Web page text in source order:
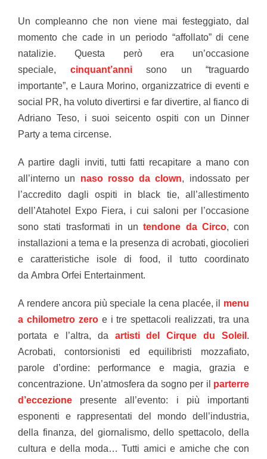
Un compleanno che non viene mai festeggiato, dal
momento che cade in un periodo “affollato” di cene
natalizie. Questa però era un’occasione
speciale, cinquant’anni sono un “traguardo
importante”, e Laura Morino, organizzatrice di eventi e
social PR, ha voluto divertirsi e far divertire, al fianco di
Adriano Teso, i suoi seicento ospiti con un Dinner
Party a tema circense.
A partire dagli inviti, tutti fatti recapitare a mano con
all’interno un naso rosso da clown, indossato per
l’accredito dagli ospiti in black tie, all’allestimento
dell’Atahotel Expo Fiera, i cui saloni per l’occasione
sono stati trasformati in untendone da Circo, con
installazioni a tema e la presenza di acrobati, giocolieri
e caratteristiche isole di food, il tutto coordinato
da Ambra Orfei Entertainment.
A rendere ancora più speciale la cena placée, il menu
a chilometro zeroe i tre spettacoli realizzati, tra una
portata e l’altra, da artisti del Cirque du Soleil .
Acrobati, contorsionisti ed equilibristi mozzafiato,
parole d’ordine: performance e magia, grazia e
concentrazione. Un’atmosfera da sogno per il parterre
d’eccezione presente all’evento: i più importanti
esponenti e rappresentati del mondo dell’industria,
della finanza, del giornalismo, dello spettacolo, della
cultura e della moda… Tutti amici e amiche che con